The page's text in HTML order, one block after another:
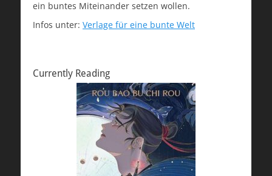
ein buntes Miteinander setzen wollen.
Infos unter: Verlage für eine bunte Welt
Currently Reading